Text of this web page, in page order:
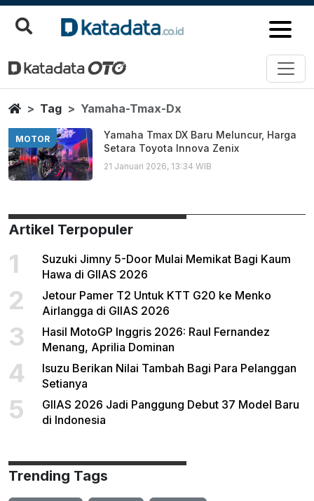
Yamaha Tmax Dx
Berita Terbaru
HomeTag Yamaha-Tmax-Dx
MOTOR
Yamaha Tmax DX Baru Meluncur, Harga
Setara Toyota Innova Zenix
21 Januari 2026, 13:34 WIB
Artikel Terpopuler
1
Suzuki Jimny 5-Door Mulai Memikat Bagi Kaum
Hawa di GIIAS 2026
2
Jetour Pamer T2 Untuk KTT G20 ke Menko
Airlangga di GIIAS 2026
3
Hasil MotoGP Inggris 2026: Raul Fernandez
Menang, Aprilia Dominan
4
Isuzu Berikan Nilai Tambah Bagi Para Pelanggan
Setianya
5
GIIAS 2026 Jadi Panggung Debut 37 Model Baru
di Indonesia
Trending Tags